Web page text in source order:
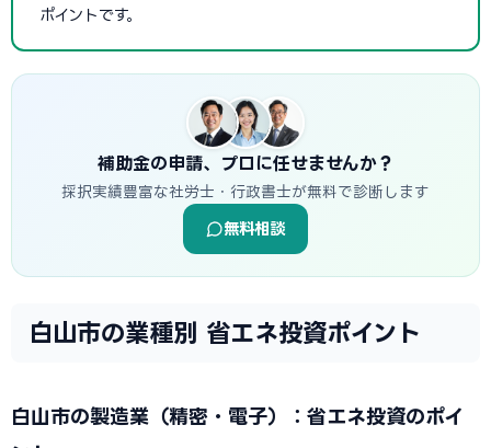
ポイントです。
補助金の申請、プロに任せませんか？
採択実績豊富な社労士・行政書士が無料で診断します
無料相談
白山市の業種別 省エネ投資ポイント
白山市の製造業（精密・電子）：省エネ投資のポイ